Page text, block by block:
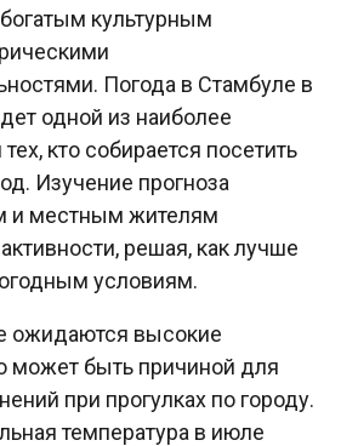
культурным
Погода в Стамбуле в
одной из наиболее
кто собирается посетить
Изучение прогноза
и местным жителям
решая, как лучше
условиям.
ожидаются высокие
может быть причиной для
при прогулках по городу.
температура в июле